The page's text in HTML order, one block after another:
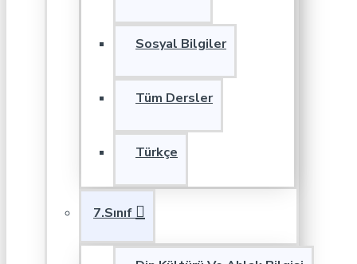
Sosyal Bilgiler
Tüm Dersler
Türkçe
7.Sınıf